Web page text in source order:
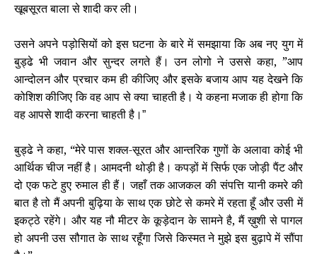
खूबसूरत बाला से शादी कर ली।
उसने अपने पड़ोसियों को इस घटना के बारे में समझाया कि अब नए युग में
बुड्ढे भी जवान और सुन्दर लगते हैं। उन लोगो ने उससे कहा, ”आप
आन्दोलन और प्रचार कम ही कीजिए और इसके बजाय आप यह देखने कि
कोशिश कीजिए कि वह आप से क्या चाहती है। ये कहना मजाक ही होगा कि
वह आपसे शादी करना चाहती है। ”
बुड्ढे ने कहा, “मेरे पास शक्ल-सूरत और आन्तरिक गुणों के अलावा कोई भी
आर्थिक चीज नहीं है। आमदनी थोड़ी है। कपड़ों में सिर्फ एक जोड़ी पैंट और
दो एक फटे हुए रुमाल ही हैं। जहाँ तक आजकल की संपत्ति यानी कमरे की
बात है तो मैं अपनी बुढ़िया के साथ एक छोटे से कमरे में रहता हूँ और उसी में
इकट्ठे रहेंगे। और यह नौ मीटर के कूड़ेदान के सामने है, मैं ख़ुशी से पागल
हो अपनी उस सौगात के साथ रहूँगा जिसे किस्मत ने मुझे इस बुढ़ापे में सौंपा